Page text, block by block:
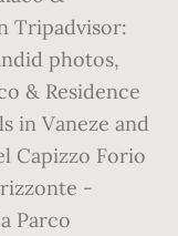
Tripadvisor:
photos,
& Residence
in Vaneze and
Capizzo Forio
-
Parco